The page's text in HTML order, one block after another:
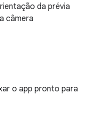
da prévia
câmera
o app pronto para